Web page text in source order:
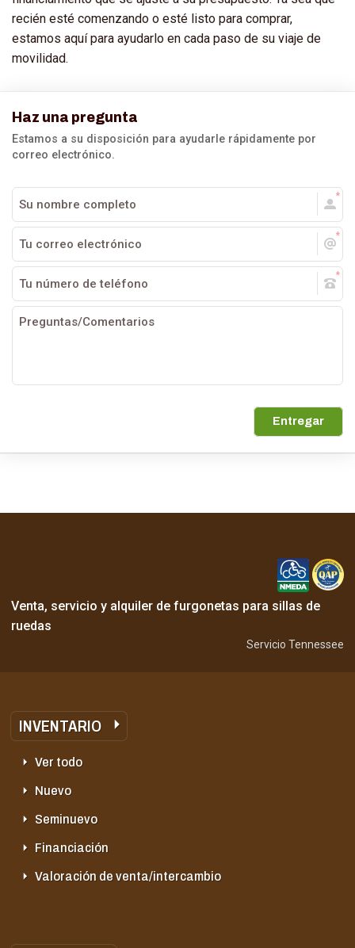
recién esté comenzando o esté listo para comprar,
estamos aquí para ayudarlo en cada paso de su viaje de
movilidad.
Haz una pregunta
Estamos a su disposición para ayudarle rápidamente por
correo electrónico.
Entregar
Venta, servicio y alquiler de furgonetas para sillas de
ruedas
Servicio Tennessee
INVENTARIO
Ver todo
Nuevo
Seminuevo
Financiación
Valoración de venta/intercambio